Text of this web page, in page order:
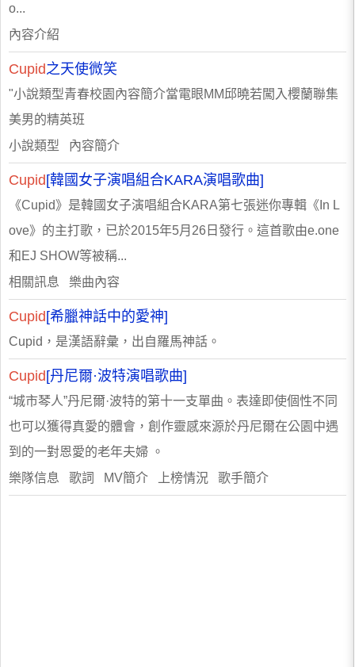
o...
內容介紹
Cupid之天使微笑
"小說類型青春校園內容簡介當電眼MM邱曉若闖入櫻蘭聯集
美男的精英班
小說類型 內容簡介
Cupid [韓國女子演唱組合KARA演唱歌曲]
《Cupid》是韓國女子演唱組合KARA第七張迷你專輯《In L
ove》的主打歌，已於2015年5月26日發行。這首歌由e.one
和EJ SHOW等被稱...
相關訊息 樂曲內容
Cupid [希臘神話中的愛神]
Cupid，是漢語辭彙，出自羅馬神話。
Cupid [丹尼爾·波特演唱歌曲]
“城市琴人”丹尼爾·波特的第十一支單曲。表達即使個性不同
也可以獲得真愛的體會，創作靈感來源於丹尼爾在公園中遇
到的一對恩愛的老年夫婦 。
樂隊信息 歌詞 MV簡介 上榜情況 歌手簡介